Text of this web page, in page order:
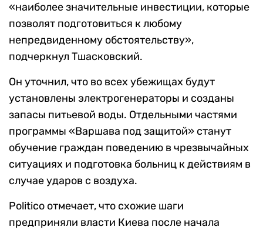
«наиболее значительные инвестиции, которые
позволят подготовиться к любому
непредвиденному обстоятельству»,
подчеркнул Тшасковский.
Он уточнил, что во всех убежищах будут
установлены электрогенераторы и созданы
запасы питьевой воды. Отдельными частями
программы «Варшава под защитой» станут
обучение граждан поведению в чрезвычайных
ситуациях и подготовка больниц к действиям в
случае ударов с воздуха.
Politico отмечает, что схожие шаги
предприняли власти Киева после начала